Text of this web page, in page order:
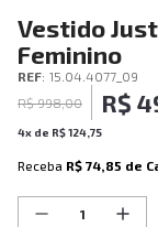
Vestido
Feminino
REF: 15.04.4077_09
R$ 998,00 R$
4x de R$124 75
Receba R$ 74,85 de